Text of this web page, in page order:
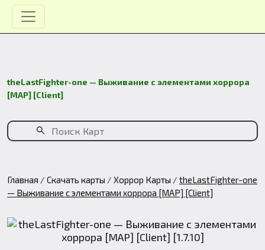
theLastFighter-one — Выживание с элементами хоррора
[MAP] [Client]
Главная Скачать карты Хоррор Карты
theLastFighter-one
— Выживание с элементами хоррора [MAP] [Client]